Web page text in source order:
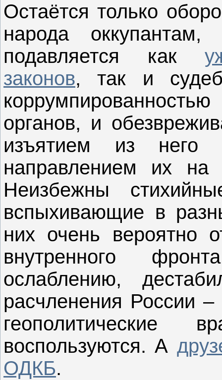
Остаётся только
народа
подавляется как
законов, так и
органов, и
изъятием из него
направлением их
Неизбежны
вспыхивающие в
них очень вероятно
внутренного
ослаблению,
расчленения России
геополитические
воспользуются. А
ОДКБ.